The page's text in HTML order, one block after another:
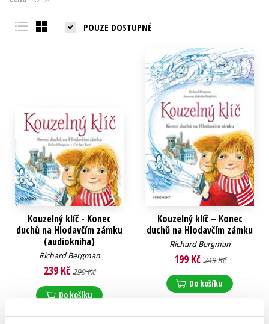
Young adult (SK)
POUZE DOSTUPNÉ
Kouzelný klíč - Konec
duchů na Hlodavčím zámku
(audiokniha)
Richard Bergman
239 Kč 299 Kč
Do košíku
Kouzelný klíč – Konec
duchů na Hlodavčím zámku
Richard Bergman
199 Kč 249 Kč
Do košíku